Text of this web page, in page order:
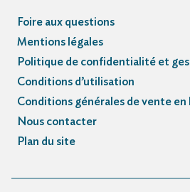
Foire aux questions
Mentions légales
Politique de confidentialité et
Conditions d’utilisation
Conditions générales de vente en
Nous contacter
Plan du site